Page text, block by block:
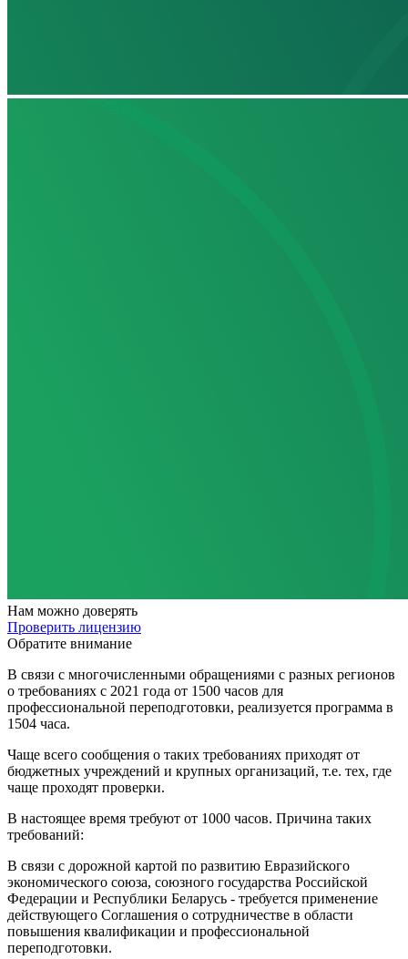
Нам можно доверять
Проверить лицензию
Обратите внимание
В связи с многочисленными обращениями с разных регионов
о требованиях с 2021 года от 1500 часов для
профессиональной переподготовки, реализуется программа в
1504 часа.
Чаще всего сообщения о таких требованиях приходят от
бюджетных учреждений и крупных организаций, т.е. тех, где
чаще проходят проверки.
В настоящее время требуют от 1000 часов. Причина таких
требований:
В связи с дорожной картой по развитию Евразийского
экономического союза, союзного государства Российской
Федерации и Республики Беларусь - требуется применение
действующего Соглашения о сотрудничестве в области
повышения квалификации и профессиональной
переподготовки.